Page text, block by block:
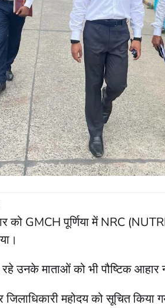
को GMCH पूर्णिया में NRC
रहे उनके माताओं को भी पौष्टिक आहार
जिलाधिकारी महोदय को सूचित